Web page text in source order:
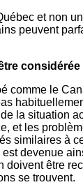
et non
peuvent
comme le
la situation
et les
similaires à
devenue
doivent être
se trouvent.